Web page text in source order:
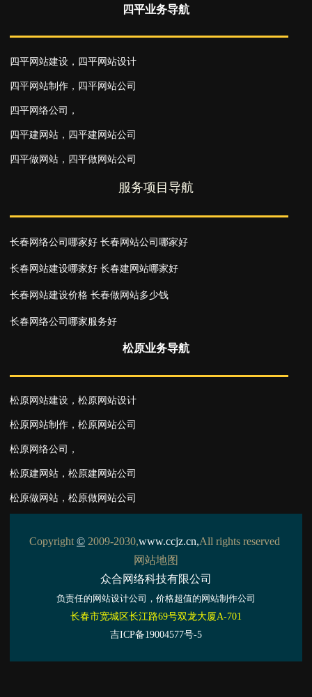
四平业务导航
四平网站建设 ， 四平网站设计
四平网站制作 ， 四平网站公司
四平网络公司 ，
四平建网站 ， 四平建网站公司
四平做网站 ， 四平做网站公司
服务项目导航
长春网络公司哪家好 长春网站公司哪家好
长春网站建设哪家好 长春建网站哪家好
长春网站建设价格 长春做网站多少钱
长春网络公司哪家服务好
松原业务导航
松原网站建设 ，松原网站设计
松原网站制作 ，松原网站公司
松原网络公司 ，
松原建网站 ，松原建网站公司
松原做网站 ，松原做网站公司
Copyright © 2009-2030,www.ccjz.cn,All rights reserved
网站地图
众合网络科技有限公司
负责任的 网站设计公司，价格超值的 网站制作公司
长春市宽城区长江路69号双龙大厦A-701
吉ICP备19004577号-5